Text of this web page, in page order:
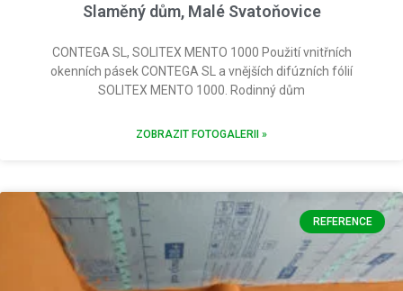
Slaměný dům, Malé Svatoňovice
CONTEGA SL, SOLITEX MENTO 1000 Použití vnitřních
okenních pásek CONTEGA SL a vnějších difúzních fólií
SOLITEX MENTO 1000. Rodinný dům
ZOBRAZIT FOTOGALERII »
REFERENCE